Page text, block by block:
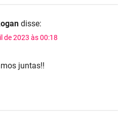
disse:
de 2023 às 00:18
juntas!!